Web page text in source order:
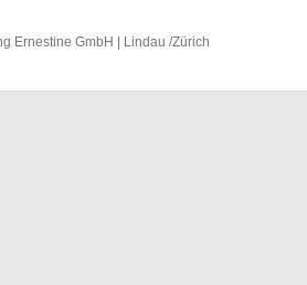
Ernestine GmbH | Lindau /Zürich